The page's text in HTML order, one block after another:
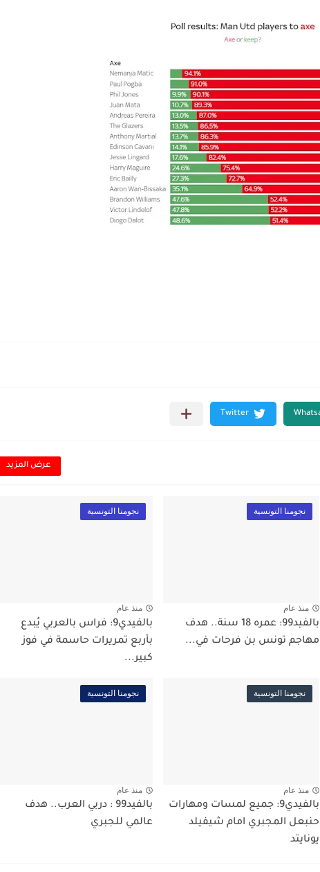
عرض المزيد
نجومنا التونسية
منذ عام
بالفيد99: عمره 18 سنة.. هدف
مهاجم تونس بن فرحات في...
نجومنا التونسية
منذ عام
بالفيدي9: فراس بالعربي يُبدع
بأربع تمريرات حاسمة في فوز
كبير...
نجومنا التونسية
منذ عام
بالفيدي9: جميع لمسات ومهارات
حنبعل المجبري امام شيفيلد
يونايتد
نجومنا التونسية
منذ عام
بالفيد99 : دربي العرب.. هدف
عالمي للجبري